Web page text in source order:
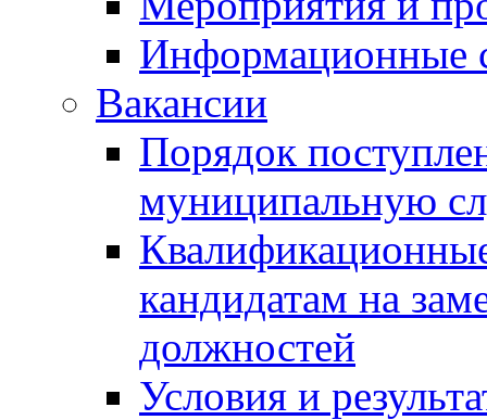
Информационные
Вакансии
Порядок
муниципальную
кандидатам на
должностей
Условия и